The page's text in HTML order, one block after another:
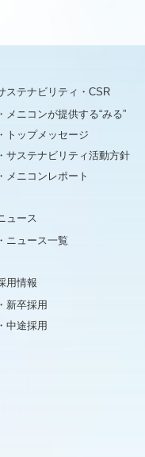
ステナビリティ・CSR
メニコンが提供する“みる”
トップメッセージ
サステナビリティ活動方針
メニコンレポート
ュース
ニュース一覧
用情報
新卒採用
中途採用